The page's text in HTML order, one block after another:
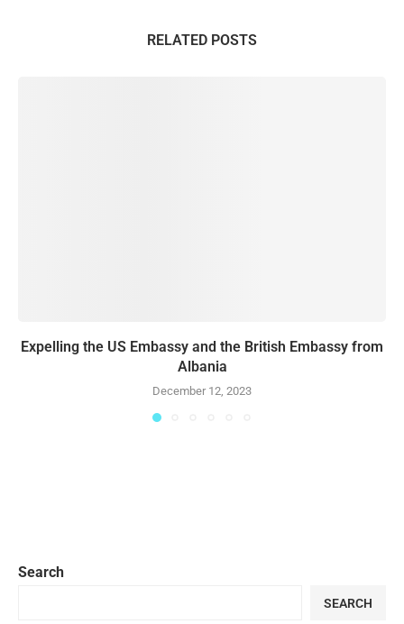
RELATED POSTS
Expelling the US Embassy and the British Embassy from
Albania
December 12, 2023
Search
SEARCH